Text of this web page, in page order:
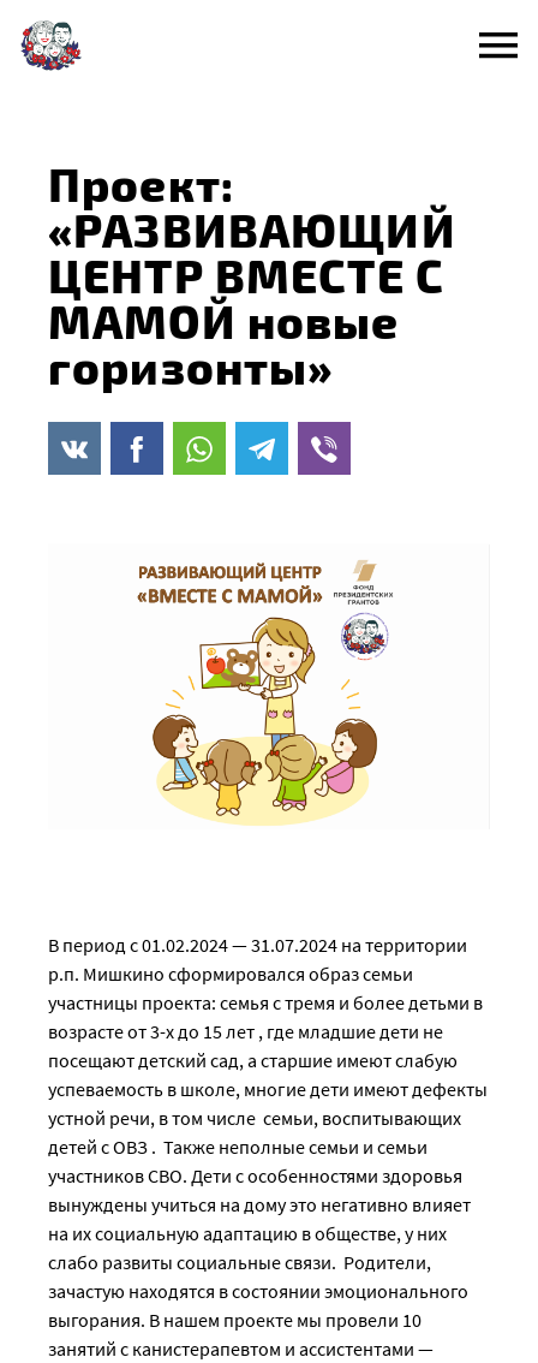
Перейти
содержанию
Проект:
«РАЗВИВАЮЩИЙ
ЦЕНТР ВМЕСТЕ С
МАМОЙ новые
горизонты»
В период с 01.02.2024 — 31.07.2024 на территории
р.п. Мишкино сформировался образ семьи
участницы проекта: семья с тремя и более детьми в
возрасте от 3-х до 15 лет , где младшие дети не
посещают детский сад, а старшие имеют слабую
успеваемость в школе, многие дети имеют дефекты
устной речи, в том числе семьи, воспитывающих
детей с ОВЗ . Также неполные семьи и семьи
участников СВО. Дети с особенностями здоровья
вынуждены учиться на дому это негативно влияет
на их социальную адаптацию в обществе, у них
слабо развиты социальные связи. Родители,
зачастую находятся в состоянии эмоционального
выгорания. В нашем проекте мы провели 10
занятий с канистерапевтом и ассистентами —